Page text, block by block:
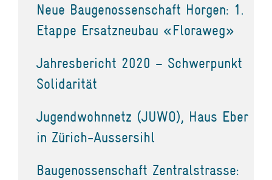
Neue Baugenossenschaft Horgen: 1.
Etappe Ersatzneubau «Floraweg»
Jahresbericht 2020 – Schwerpunkt
Solidarität
Jugendwohnnetz (JUWO), Haus Eber
in Zürich-Aussersihl
Baugenossenschaft Zentralstrasse: